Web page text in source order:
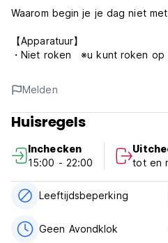
Waarom begin je je dag niet
【Apparatuur】
・Niet roken ※u kunt roken op
ruimte te gebruiken
·Gratis wifi
・Huurcyclus 1DAG￥500（AM
・Huurhanddoek ￥200
・2 minuten naar supermarkt,
※Geen parkeerplaats
Er is een parkeerplaats met
【Plaats】
· Onze plaats bevindt zich in
Melden
Huisregels
Inchecken
15:00 - 22:00
tot en
Leeftijdsbeperking
Geen Avondklok